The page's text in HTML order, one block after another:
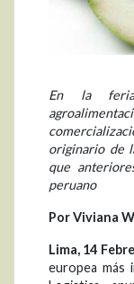
En la
originario de
que
peruano
Por Viviana
Lima, 14
europea más